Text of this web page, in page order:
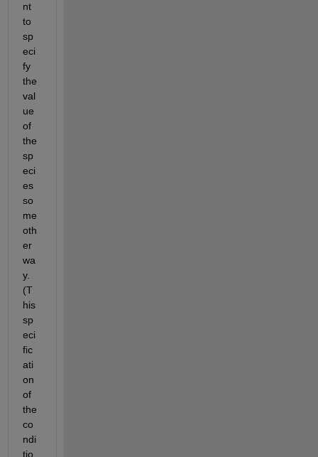
nt
to
sp
eci
fy
the
val
ue
of
the
sp
eci
es
so
me
oth
er
wa
y.
(T
his
sp
eci
fic
ati
on
of
the
co
ndi
tio